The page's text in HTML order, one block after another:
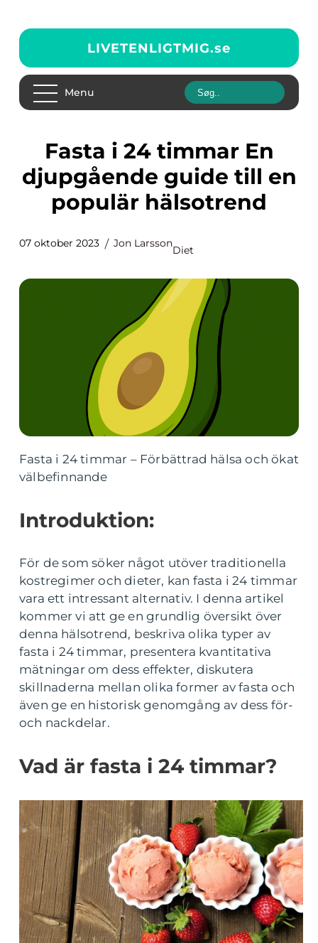
LIVETENLIGTMIG.se
Menu
Fasta i 24 timmar En
djupgående guide till en
populär hälsotrend
07 oktober 2023 Jon Larsson
Diet
Fasta i 24 timmar – Förbättrad hälsa och ökat
välbefinnande
Introduktion:
För de som söker något utöver traditionella
kostregimer och dieter, kan fasta i 24 timmar
vara ett intressant alternativ. I denna artikel
kommer vi att ge en grundlig översikt över
denna hälsotrend, beskriva olika typer av
fasta i 24 timmar, presentera kvantitativa
mätningar om dess effekter, diskutera
skillnaderna mellan olika former av fasta och
även ge en historisk genomgång av dess för-
och nackdelar.
Vad är fasta i 24 timmar?